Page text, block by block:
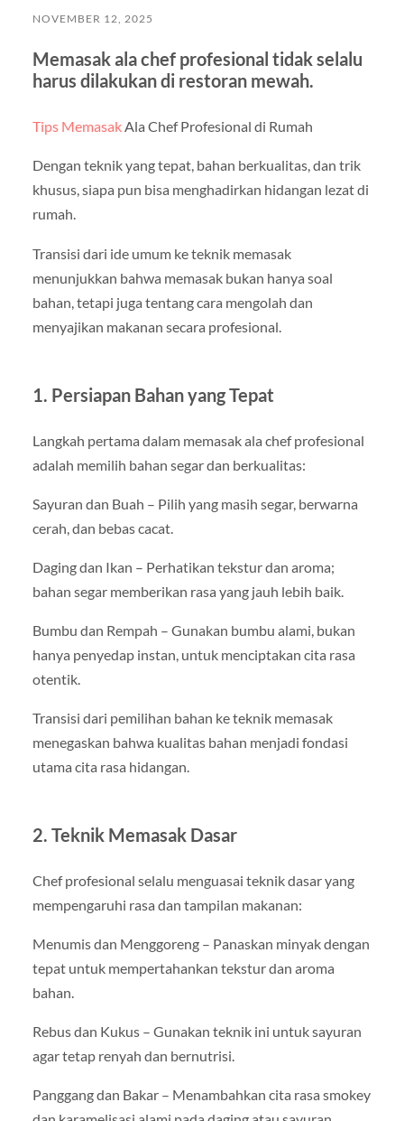
NOVEMBER 12, 2025
Memasak ala chef profesional tidak selalu
harus dilakukan di restoran mewah.
Tips MemasakAla Chef Profesional di Rumah
Dengan teknik yang tepat, bahan berkualitas, dan trik
khusus, siapa pun bisa menghadirkan hidangan lezat di
rumah.
Transisi dari ide umum ke teknik memasak
menunjukkan bahwa memasak bukan hanya soal
bahan, tetapi juga tentang cara mengolah dan
menyajikan makanan secara profesional.
1. Persiapan Bahan yang Tepat
Langkah pertama dalam memasak ala chef profesional
adalah memilih bahan segar dan berkualitas:
Sayuran dan Buah – Pilih yang masih segar, berwarna
cerah, dan bebas cacat.
Daging dan Ikan – Perhatikan tekstur dan aroma;
bahan segar memberikan rasa yang jauh lebih baik.
Bumbu dan Rempah – Gunakan bumbu alami, bukan
hanya penyedap instan, untuk menciptakan cita rasa
otentik.
Transisi dari pemilihan bahan ke teknik memasak
menegaskan bahwa kualitas bahan menjadi fondasi
utama cita rasa hidangan.
2. Teknik Memasak Dasar
Chef profesional selalu menguasai teknik dasar yang
mempengaruhi rasa dan tampilan makanan:
Menumis dan Menggoreng – Panaskan minyak dengan
tepat untuk mempertahankan tekstur dan aroma
bahan.
Rebus dan Kukus – Gunakan teknik ini untuk sayuran
agar tetap renyah dan bernutrisi.
Panggang dan Bakar – Menambahkan cita rasa smokey